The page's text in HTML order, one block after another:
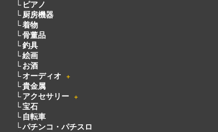
ピアノ
厨房機器
着物
骨董品
釣具
絵画
お酒
オーディオ
＋
貴金属
アクセサリー
＋
宝石
自転車
パチンコ・パチスロ